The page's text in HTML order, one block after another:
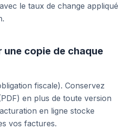
le taux de change appliqué
copie de chaque
fiscale). Conservez
en plus de toute version
en ligne stocke
vos factures.